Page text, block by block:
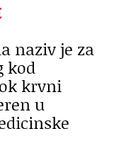
naziv je za
kod
krvni
u